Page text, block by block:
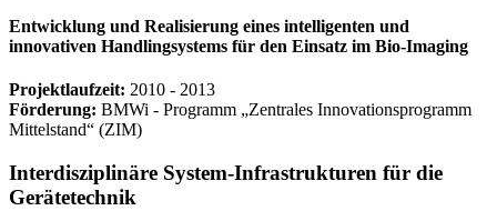
Entwicklung und Realisierung eines intelligenten und
innovativen Handlingsystems für den Einsatz im Bio-Imaging
Projektlaufzeit: 2010 - 2013
Förderung: BMWi ‐ Programm „Zentrales Innovationsprogramm
Mittelstand“ (ZIM)
Interdisziplinäre System-Infrastrukturen für die
Gerätetechnik